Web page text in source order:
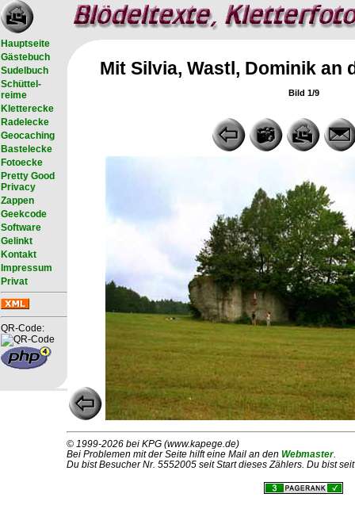
Hauptseite
Gästebuch
Sudelbuch
Schüttel-
reime
Kletterecke
Radelecke
Geocaching
Bastelecke
Fotoecke
Pretty Good
Privacy
Zappen
Geekcode
Software
Gelinkt
Kontakt
Impressum
Privat
QR-Code:
Mit Silvia, Wastl, Dominik an
Bild 1/9
© 1999-2026 bei KPG (www.kapege.de)
Bei Problemen mit der Seite hilft eine Mail an den Webmaster.
Du bist Besucher Nr. 5552005 seit Start dieses Zählers. Du bist